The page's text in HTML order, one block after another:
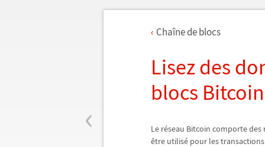
‹
Chaîne de blocs
Lisez des
blocs Bitcoin
Le réseau Bitcoin comporte
être utilisé pour les